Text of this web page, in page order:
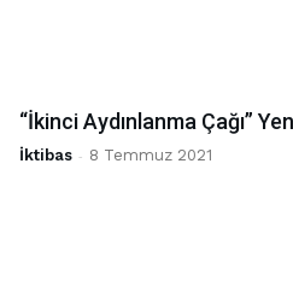
“İkinci Aydınlanma Çağı”
İktibas - 8 Temmuz 2021